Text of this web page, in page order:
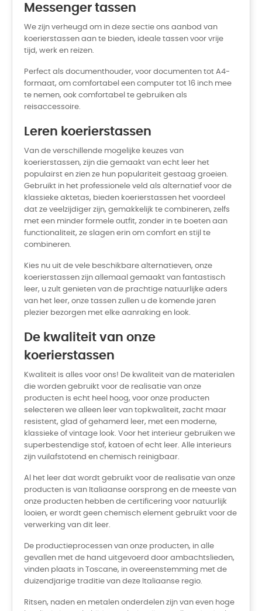
Messenger tassen
We zijn verheugd om in deze sectie ons aanbod van
koerierstassen aan te bieden, ideale tassen voor vrije
tijd, werk en reizen.
Perfect als documenthouder, voor documenten tot A4-
formaat, om comfortabel een computer tot 16 inch mee
te nemen, ook comfortabel te gebruiken als
reisaccessoire.
Leren koerierstassen
Van de verschillende mogelijke keuzes van
koerierstassen, zijn die gemaakt van echt leer het
populairst en zien ze hun populariteit gestaag groeien.
Gebruikt in het professionele veld als alternatief voor de
klassieke aktetas, bieden koerierstassen het voordeel
dat ze veelzijdiger zijn, gemakkelijk te combineren, zelfs
met een minder formele outfit, zonder in te boeten aan
functionaliteit, ze slagen erin om comfort en stijl te
combineren.
Kies nu uit de vele beschikbare alternatieven, onze
koerierstassen zijn allemaal gemaakt van fantastisch
leer, u zult genieten van de prachtige natuurlijke aders
van het leer, onze tassen zullen u de komende jaren
plezier bezorgen met elke aanraking en look.
De kwaliteit van onze
koerierstassen
Kwaliteit is alles voor ons! De kwaliteit van de materialen
die worden gebruikt voor de realisatie van onze
producten is echt heel hoog, voor onze producten
selecteren we alleen leer van topkwaliteit, zacht maar
resistent, glad of gehamerd leer, met een moderne,
klassieke of vintage look. Voor het interieur gebruiken we
superbestendige stof, katoen of echt leer. Alle interieurs
zijn vuilafstotend en chemisch reinigbaar.
Al het leer dat wordt gebruikt voor de realisatie van onze
producten is van Italiaanse oorsprong en de meeste van
onze producten hebben de certificering voor natuurlijk
looien, er wordt geen chemisch element gebruikt voor de
verwerking van dit leer.
De productieprocessen van onze producten, in alle
gevallen met de hand uitgevoerd door ambachtslieden,
vinden plaats in Toscane, in overeenstemming met de
duizendjarige traditie van deze Italiaanse regio.
Ritsen, naden en metalen onderdelen zijn van even hoge